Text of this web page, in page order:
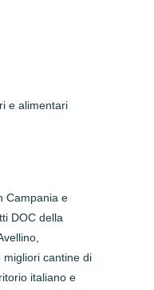
Campania e
DOC della
cantine di
italiano e